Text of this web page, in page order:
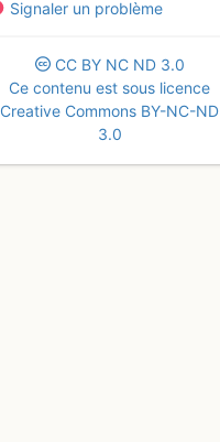
Signaler un problème
CC BY NC ND 3.0
Ce contenu est sous licence
Creative Commons BY-NC-ND
3.0